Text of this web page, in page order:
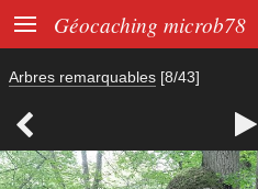
 Géocaching microb78
Arbres remarquables [8/43]
 